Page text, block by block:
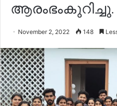
ആരംഭംകുറിച്ചു.
November 2, 2022 148